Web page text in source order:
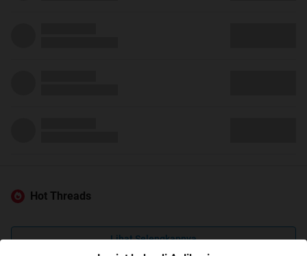
Hot Threads
Lihat Selengkapnya